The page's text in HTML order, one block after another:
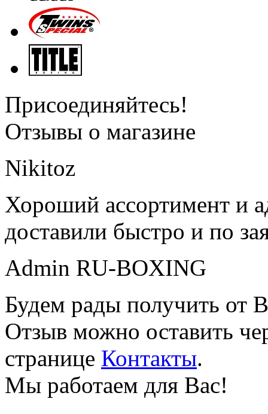
Присоединяйтесь!
Отзывы о магазине
Nikitoz
Хороший ассортимент и
доставили быстро и по
Admin RU-BOXING
Будем рады получить от
Отзыв можно оставить
странице Контакты.
Мы работаем для Вас!